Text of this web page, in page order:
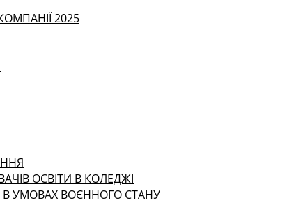
2025
ОСВІТИ В КОЛЕДЖІ
УМОВАХ ВОЄННОГО СТАНУ